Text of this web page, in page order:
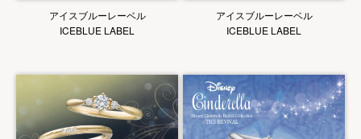
アイスブルーレーベル
ICEBLUE LABEL
アイスブルーレーベル
ICEBLUE LABEL